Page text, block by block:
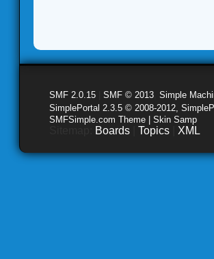
SMF 2.0.15 SMF © 2013 Simple
SimplePortal 2.3.5 © 2008-2012,
SMFSimple.com Theme | Skin Samp
Boards Topics XML